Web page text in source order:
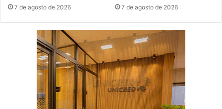
7 de agosto de 2026 7 de agosto de 2026